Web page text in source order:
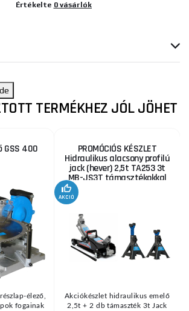
Értékelte 0 vásárlók
TERMÉKHEZ JÓL JÖHET
GSS 400
élező,
fogainak
PROMÓCIÓS KÉSZLET
Hidraulikus alacsony profilú
jack (hever) 2,5t TA253 3t
MB-JS3T támasztékokkal
AKCIÓ
Akciókészlet hidraulikus emelő
2,5t + 2 db támaszték 3t Jack